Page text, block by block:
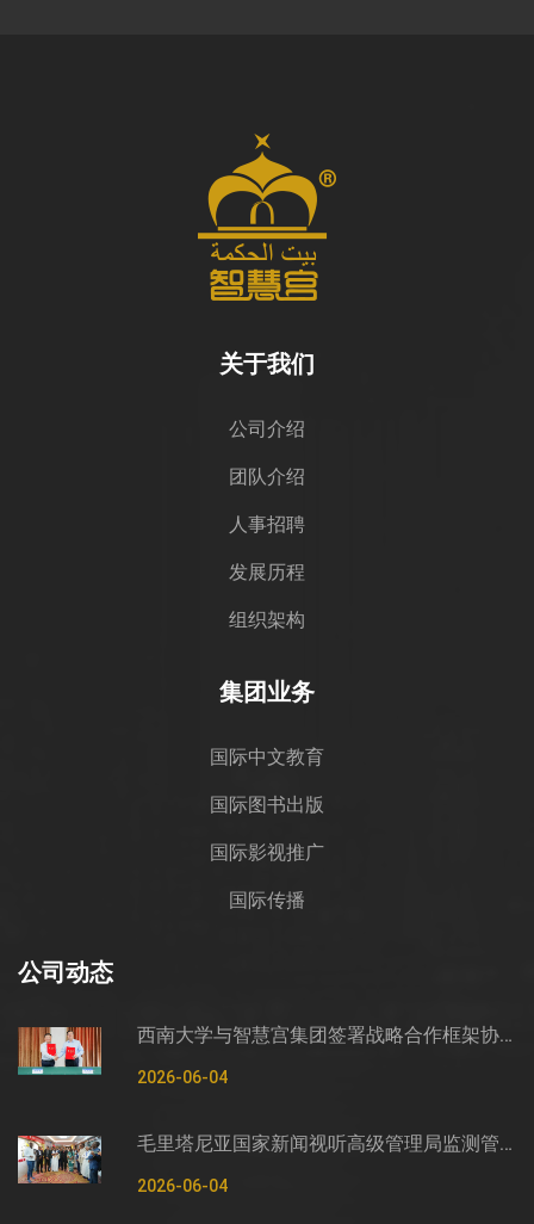
关于我们
公司介绍
团队介绍
人事招聘
发展历程
组织架构
集团业务
国际中文教育
国际图书出版
国际影视推广
国际传播
公司动态
西南大学与智慧宫集团签署战略合作框架协议
2026-06-04
毛里塔尼亚国家新闻视听高级管理局监测管控司司长穆罕默德·哈桑·埃萨利姆一行莅临智慧宫调研
2026-06-04